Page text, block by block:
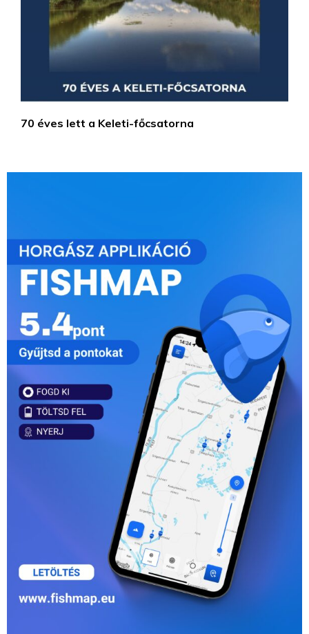
70 éves lett a Keleti-főcsatorna